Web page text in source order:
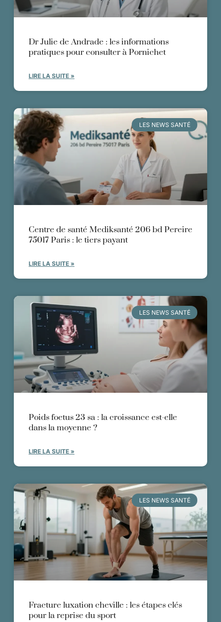
Dr Julie de Andrade : les informations
pratiques pour consulter à Pornichet
LIRE LA SUITE »
LES NEWS SANTÉ
Centre de santé Mediksanté 206 bd Pereire
75017 Paris : le tiers payant
LIRE LA SUITE »
LES NEWS SANTÉ
Poids foetus 23 sa : la croissance est-elle
dans la moyenne ?
LIRE LA SUITE »
LES NEWS SANTÉ
Fracture luxation cheville : les étapes clés
pour la reprise du sport